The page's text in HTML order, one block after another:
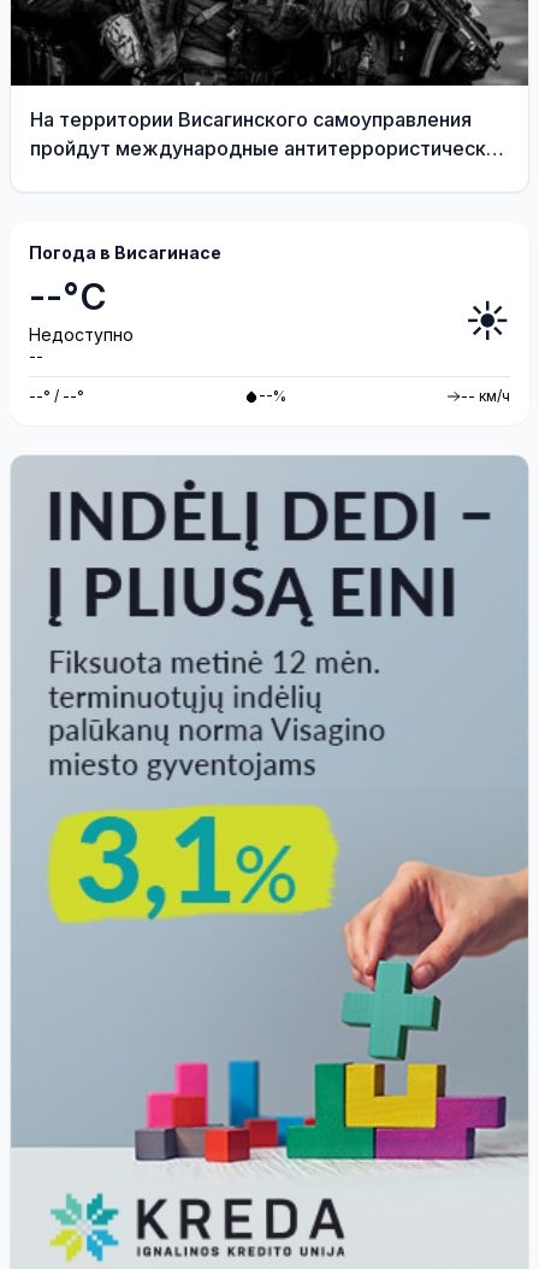
На территории Висагинского самоуправления
пройдут международные антитеррористические
Погода в Висагинасе
--°C
Недоступно
--
☀️
--° / --° --% -- км/ч